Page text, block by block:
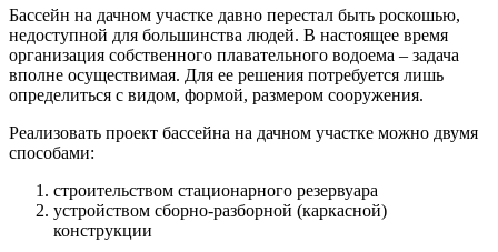
Бассейн на дачном участке давно перестал быть роскошью,
недоступной для большинства людей. В настоящее время
организация собственного плавательного водоема – задача
вполне осуществимая. Для ее решения потребуется лишь
определиться с видом, формой, размером сооружения.
Реализовать проект бассейна на дачном участке можно двумя
способами:
строительством стационарного резервуара
устройством сборно-разборной (каркасной)
конструкции